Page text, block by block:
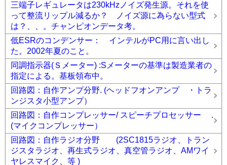
三端子レギュレータは230kHzノイズ発生源。それを使
って整流リップル減るか？ ノイズ源に為らない型式
は？、、。チャンピオンデータ考。
低ESRのコンデンサー： インテルがPC用に言い出し
た。2002年夏のこと。
同調指示器(Ｓメーター) :Sメーターの基準は製造業者の
指定による。基板領布中。
回路図：自作アンプ分野. (ヘッドフオンアンプ ・トラ
ンジスタ小型アンプ）
回路図：自作コンプレッサー/ スピーチプロセッサー .
(マイクコンプレッサー）
回路図：自作ラジオ分野 (2SC1815ラジオ、トラン
ジスタラジオ、再生式ラジオ、真空管ラジオ、AMワイ
ヤレスマイク、等 )